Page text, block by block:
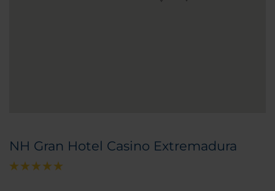
NH Gran Hotel Casino Extremadura